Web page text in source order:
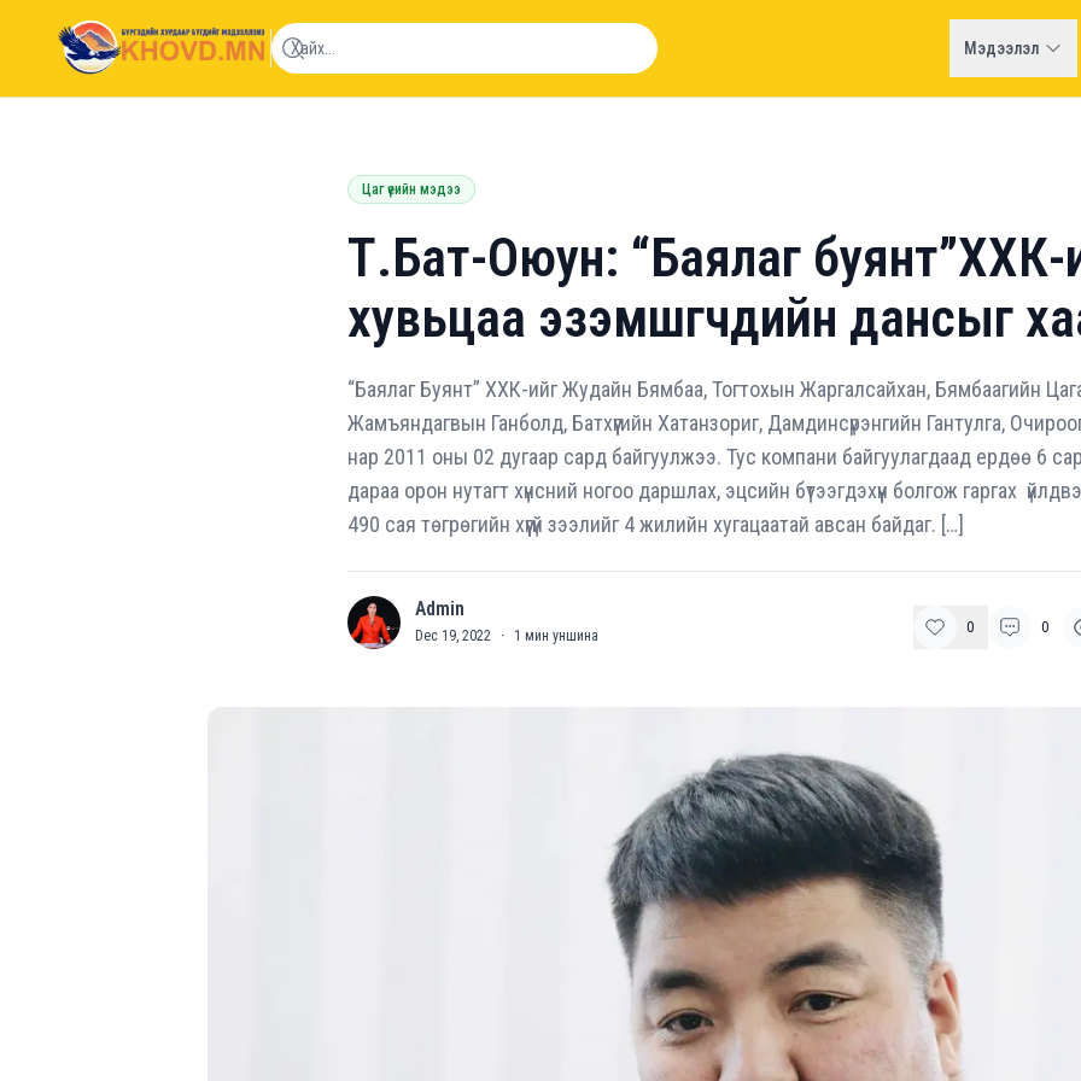
khovd.mn
Мэдээлэл
Цаг үеийн мэдээ
Т.Бат-Оюун: “Баялаг буянт”ХХК-
хувьцаа эзэмшгчдийн дансыг
“Баялаг Буянт” ХХК-ийг Жудайн Бямбаа, Тогтохын Жаргалсайхан, Бямбаагийн
Жамъяндагвын Ганболд, Батхүүгийн Хатанзориг, Дамдинсүрэнгийн Гантулга,
нар 2011 оны 02 дугаар сард байгуулжээ. Тус компани байгуулагдаад ердөө 6
дараа орон нутагт хүнсний ногоо даршлах, эцсийн бүтээгдэхүүн болгож гаргах
490 сая төгрөгийн хүүгүй зээлийг 4 жилийн хугацаатай авсан байдаг. […]
A Admin
Dec 19, 2022 · 1 мин уншина 0 0